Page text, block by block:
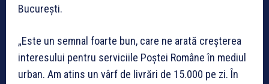
București.
„Este un semnal foarte bun, care ne arată creșterea
interesului pentru serviciile Poștei Române în mediul
urban. Am atins un vârf de livrări de 15.000 pe zi. În